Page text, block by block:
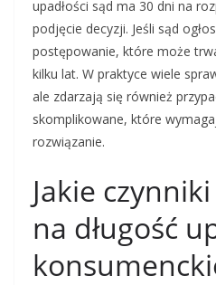
upadłości sąd ma 30 dni na
podjęcie decyzji. Jeśli sąd
postępowanie, które może
kilku lat. W praktyce wiele
ale zdarzają się również
skomplikowane, które
rozwiązanie.
Jakie
na długość